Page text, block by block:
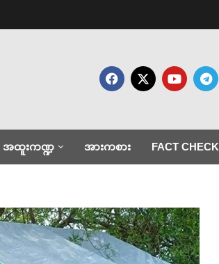
အထူးကဏ္ဍ အားကစား FACT CHECK